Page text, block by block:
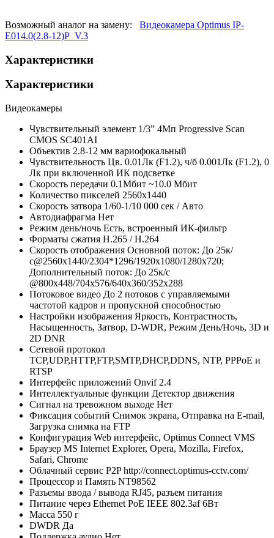
Возможный аналог на замену: Видеокамера Optimus IP-
E014.0(2.8-12)P_V.3
Характеристики
Характеристики
Видеокамеры
Чувствительный элемент 1/3” 4Мп Progressive Scan
CMOS SC401AI
Объектив 2.8-12 мм вариофокальный
Чувствительность Цв. 0.01Лк (F1.2), ч/б 0.001Лк (F1.2), 0
Лк при включенной ИК подсветке
Скорость передачи 0.1Мбит ~10.0 Мбит
Количество пикселей 2560x1440
Скорость затвора 1/60-1/10 000 сек / Авто
Автодиафрагма Нет
Режим день/ночь Есть, встроенный ИК-фильтр
Форматы сжатия H.265 / H.264
Скорость отображения Основной поток: До 25к/
с@2560x1440/2304*1296/1920х1080/1280x720;
Дополнительный поток: До 25к/с
@800x448/704х576/640x360/352х288
Потоковое видео До 2 потоков с управляемыми
частотой кадров и пропускной способностью
Настройки изображения Яркость, Контрастность,
Насыщенность, Затвор, D-WDR, Режим День/Ночь, 3D и
2D DNR
Сетевой протокол
TCP,UDP,HTTP,FTP,SMTP,DHCP,DDNS, NTP, PPPoE и
RTSP
Интерфейс приложений Onvif 2.4
Интеллектуальные функции Детектор движения
Сигнал на тревожном выходе Нет
Фиксация событий Снимок экрана, Отправка на E-mail,
Загрузка снимка на FTP
Конфигурация Web интерфейс, Optimus Connect VMS
Браузер MS Internet Explorer, Opera, Mozilla, Firefox,
Safari, Chrome
Облачный сервис P2P http://connect.optimus-cctv.com/
Процессор и Память NT98562
Разъемы ввода / вывода RJ45, разъем питания
Питание через Ethernet PoE IEEE 802.3af 6Вт
Масса 550 г
DWDR Да